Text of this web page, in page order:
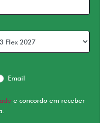
Email
e concordo em receber